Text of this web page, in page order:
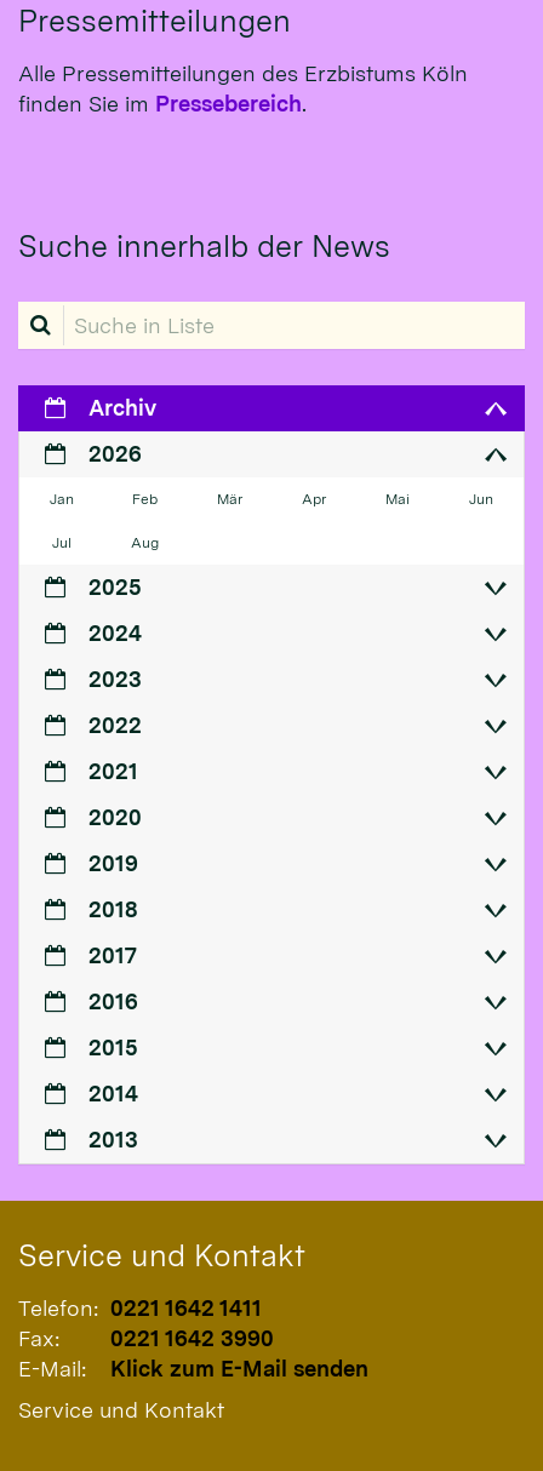
Pressemitteilungen
Alle Pressemitteilungen des Erzbistums Köln
finden Sie im Pressebereich.
Suche innerhalb der News
Suche in Liste
Archiv
2026
Jan Feb Mär Apr Mai Jun
Jul Aug
2025
2024
2023
2022
2021
2020
2019
2018
2017
2016
2015
2014
2013
Service und Kontakt
Telefon: 0221 1642 1411
Fax:
0221 1642 3990
E-Mail:
Klick zum E-Mail senden
Service und Kontakt